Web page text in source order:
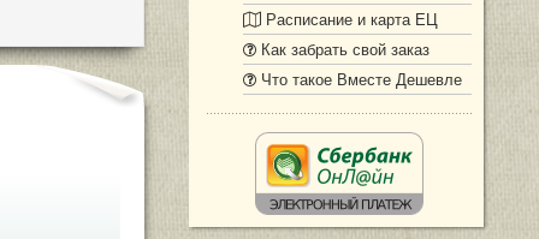
Расписание и карта ЕЦ
Как забрать свой заказ
Что такое Вместе Дешевле